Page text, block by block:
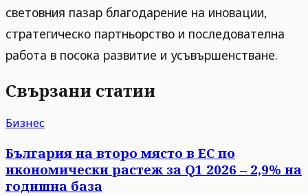
световния пазар благодарение на иновации,
стратегическо партньорство и последователна
работа в посока развитие и усъвършенстване.
Свързани статии
Бизнес
България на второ място в ЕС по
икономически растеж за Q1 2026 – 2,9% на
годишна база